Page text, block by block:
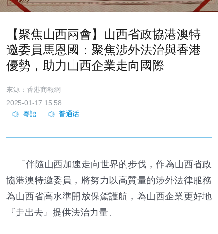
【聚焦山西兩會】山西省政協港澳特
邀委員馬恩國：聚焦涉外法治與香港
優勢，助力山西企業走向國際
來源：香港商報網
2025-01-17 15:58
「伴隨山西加速走向世界的步伐，作為山西省政
協港澳特邀委員，將努力以高質量的涉外法律服務
為山西省高水準開放保駕護航，為山西企業更好地
『走出去』提供法治力量。」